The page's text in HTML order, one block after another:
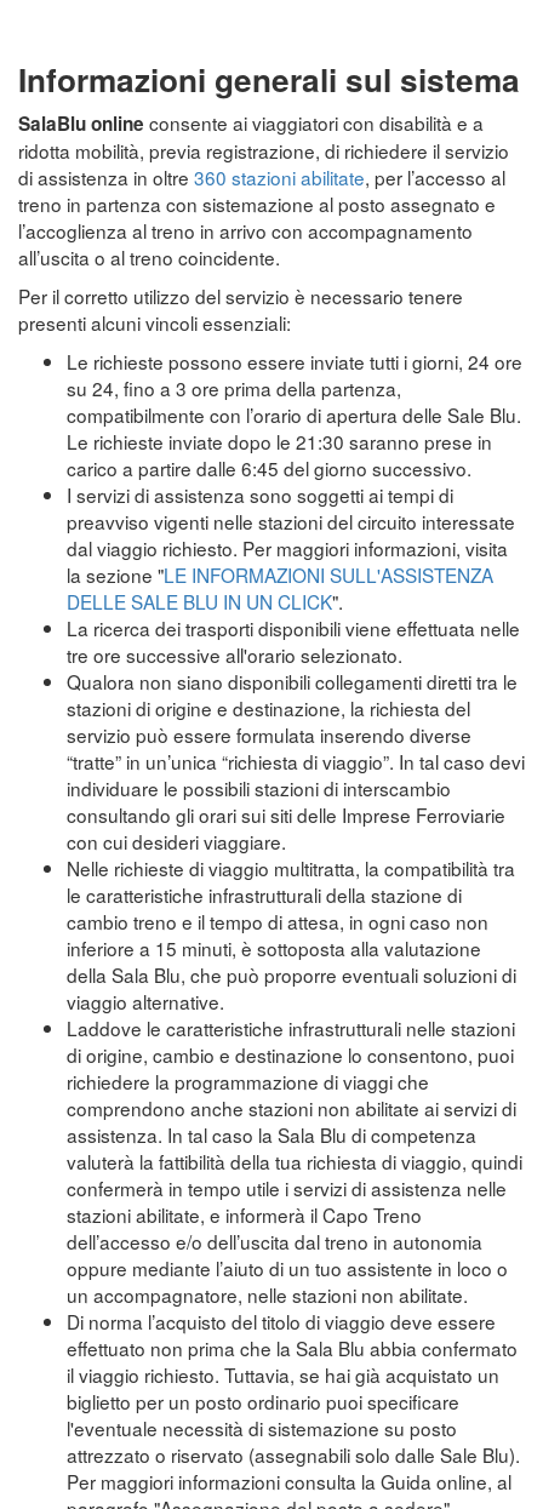
Informazioni generali sul sistema
SalaBlu online consente ai viaggiatori con disabilità e a
ridotta mobilità, previa registrazione, di richiedere il servizio
di assistenza in oltre 360 stazioni abilitate, per l’accesso al
treno in partenza con sistemazione al posto assegnato e
l’accoglienza al treno in arrivo con accompagnamento
all’uscita o al treno coincidente.
Per il corretto utilizzo del servizio è necessario tenere
presenti alcuni vincoli essenziali:
Le richieste possono essere inviate tutti i giorni, 24 ore
su 24, fino a 3 ore prima della partenza,
compatibilmente con l’orario di apertura delle Sale Blu.
Le richieste inviate dopo le 21:30 saranno prese in
carico a partire dalle 6:45 del giorno successivo.
I servizi di assistenza sono soggetti ai tempi di
preavviso vigenti nelle stazioni del circuito interessate
dal viaggio richiesto. Per maggiori informazioni, visita
la sezione "LE INFORMAZIONI SULL'ASSISTENZA
DELLE SALE BLU IN UN CLICK".
La ricerca dei trasporti disponibili viene effettuata nelle
tre ore successive all'orario selezionato.
Qualora non siano disponibili collegamenti diretti tra le
stazioni di origine e destinazione, la richiesta del
servizio può essere formulata inserendo diverse
“tratte” in un’unica “richiesta di viaggio”. In tal caso devi
individuare le possibili stazioni di interscambio
consultando gli orari sui siti delle Imprese Ferroviarie
con cui desideri viaggiare.
Nelle richieste di viaggio multitratta, la compatibilità tra
le caratteristiche infrastrutturali della stazione di
cambio treno e il tempo di attesa, in ogni caso non
inferiore a 15 minuti, è sottoposta alla valutazione
della Sala Blu, che può proporre eventuali soluzioni di
viaggio alternative.
Laddove le caratteristiche infrastrutturali nelle stazioni
di origine, cambio e destinazione lo consentono, puoi
richiedere la programmazione di viaggi che
comprendono anche stazioni non abilitate ai servizi di
assistenza. In tal caso la Sala Blu di competenza
valuterà la fattibilità della tua richiesta di viaggio, quindi
confermerà in tempo utile i servizi di assistenza nelle
stazioni abilitate, e informerà il Capo Treno
dell’accesso e/o dell’uscita dal treno in autonomia
oppure mediante l’aiuto di un tuo assistente in loco o
un accompagnatore, nelle stazioni non abilitate.
Di norma l’acquisto del titolo di viaggio deve essere
effettuato non prima che la Sala Blu abbia confermato
il viaggio richiesto. Tuttavia, se hai già acquistato un
biglietto per un posto ordinario puoi specificare
l'eventuale necessità di sistemazione su posto
attrezzato o riservato (assegnabili solo dalle Sale Blu).
Per maggiori informazioni consulta la Guida online, al